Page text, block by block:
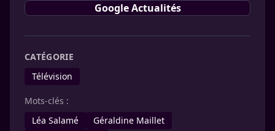
Google Actualités
CATÉGORIE
Télévision
Mots-clés :
Léa Salamé
Géraldine Maillet